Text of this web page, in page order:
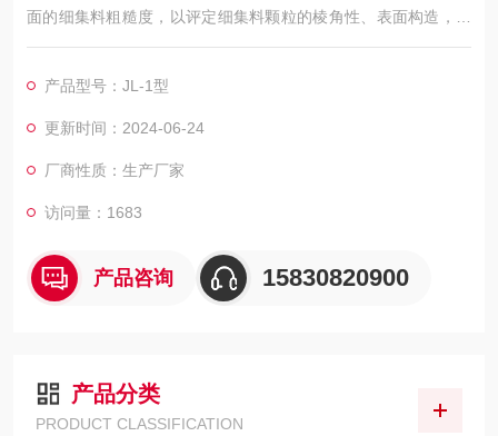
面的细集料粗糙度，以评定细集料颗粒的棱角性、表面构造，预
测细集料对沥青混合料的内摩擦角和抗流动变形性能及对拌制水
产品型号：JL-1型
更新时间：2024-06-24
厂商性质：生产厂家
访问量：1683
产品咨询 15830820900
产品分类
PRODUCT CLASSIFICATION